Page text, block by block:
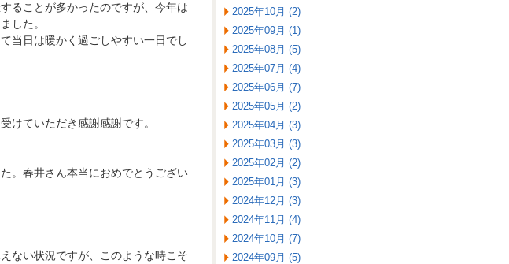
ることが多かったのですが、今年は
した。
当日は暖かく過ごしやすい一日でし
けていただき感謝感謝です。
。春井さん本当におめでとうござい
ない状況ですが、このような時こそ
2025年10月 (2)
2025年09月 (1)
2025年08月 (5)
2025年07月 (4)
2025年06月 (7)
2025年05月 (2)
2025年04月 (3)
2025年03月 (3)
2025年02月 (2)
2025年01月 (3)
2024年12月 (3)
2024年11月 (4)
2024年10月 (7)
2024年09月 (5)